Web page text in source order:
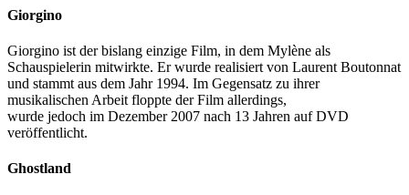
Giorgino
Giorgino ist der bislang einzige Film, in dem Mylène als
Schauspielerin mitwirkte. Er wurde realisiert von Laurent Boutonnat
und stammt aus dem Jahr 1994. Im Gegensatz zu ihrer
musikalischen Arbeit floppte der Film allerdings,
wurde jedoch im Dezember 2007 nach 13 Jahren auf DVD
veröffentlicht.
Ghostland